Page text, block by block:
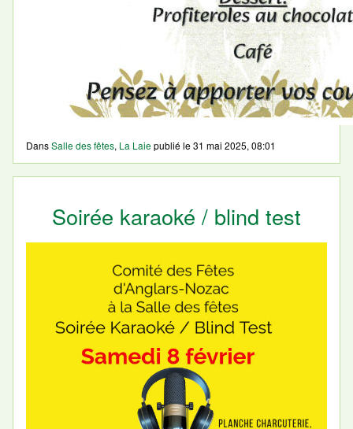
DansSalle des fêtes, La Laiepublié le31 mai 2025, 08:01
Soirée karaoké / blind test